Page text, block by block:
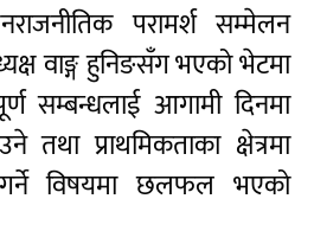
परामर्श सम्मेलन
वाङ्ग हुनिङसँग भएको भेटमा
सम्बन्धलाई आगामी दिनमा
प्राथमिकताका क्षेत्रमा
गर्ने विषयमा छलफल भएको